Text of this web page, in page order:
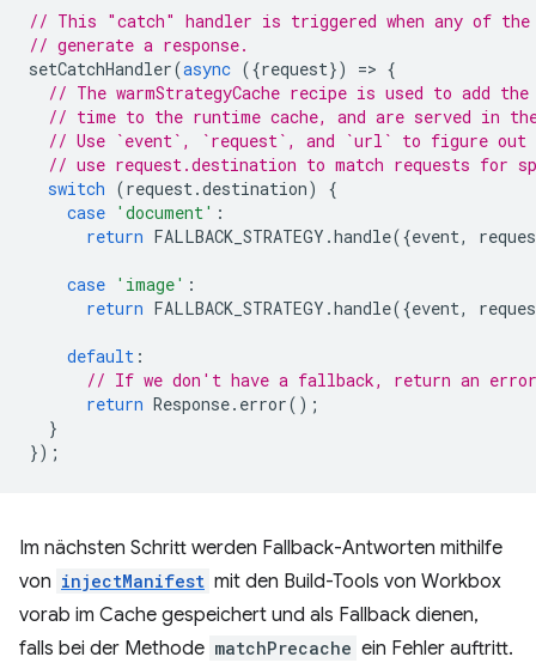
// This "catch" handler is triggered when any of
// generate a response.
setCatchHandler(async ({request}) => {
// The warmStrategyCache recipe is used to add
// time to the runtime cache, and are served in
// Use `event`, `request`, and `url` to figure out
// use request.destination to match requests for
switch (request.destination)
{
case 'document' :
return FALLBACK_STRATEGY .handle({event,
case 'image' :
return FALLBACK_STRATEGY .handle({event,
default :
// If we don't have a fallback, return an error
return Response. error();
}
});
Im nächsten Schritt werden Fallback-Antworten mithilfe
von injectManifest mit den Build-Tools von Workbox
vorab im Cache gespeichert und als Fallback dienen,
falls bei der Methode matchPrecache ein Fehler auftritt.